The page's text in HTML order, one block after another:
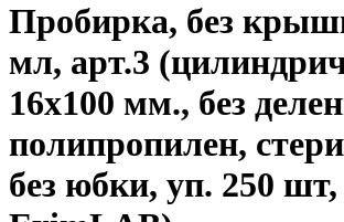
Пробирка, без
мл, арт.3
16х100 мм., без
полипропилен,
без юбки, уп. 250 шт,